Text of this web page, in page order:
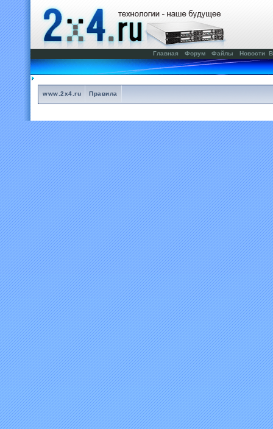
Главная Форум Файлы Новости
www.2x4.ru Правила